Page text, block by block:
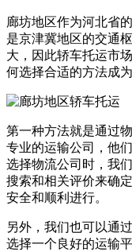
廊坊地区作为河北省
是京津冀地区的交通
大，因此轿车托运市
何选择合适的方法成
第一种方法就是通过
专业的运输公司，他
选择物流公司时，我
搜索和相关评价来确
安全和顺利进行。
另外，我们也可以通
选择一个良好的运输